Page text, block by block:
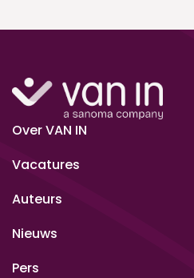
Over VAN IN
Vacatures
Auteurs
Nieuws
Pers